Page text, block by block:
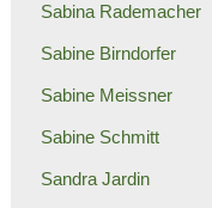
Sabina Rademacher
Sabine Birndorfer
Sabine Meissner
Sabine Schmitt
Sandra Jardin